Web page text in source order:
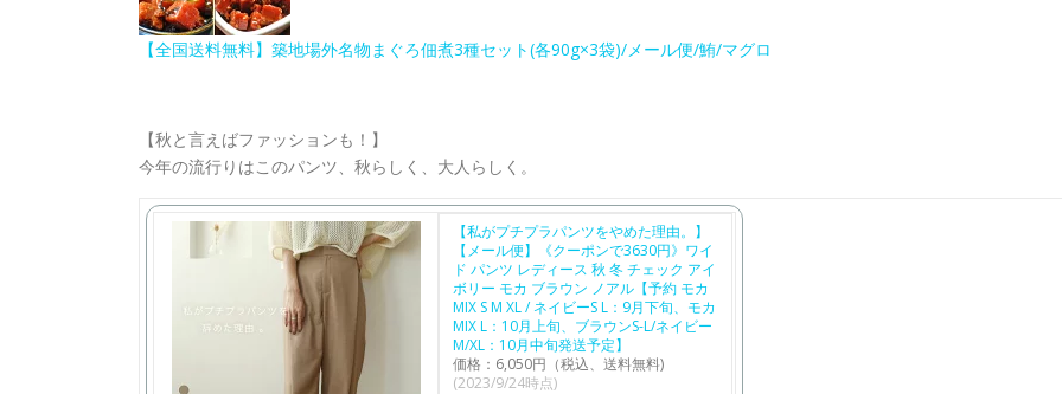
【全国送料無料】築地場外名物まぐろ佃煮3種セット(各90g×3袋)/メール便/鮪/マグロ
【秋と言えばファッションも！】
今年の流行りはこのパンツ、秋らしく、大人らしく。​
【私がプチプラパンツをやめた理由。】
【メール便】《クーポンで3630円》ワイ
ド パンツ レディース 秋 冬 チェック アイ
ボリー モカ ブラウン ノアル【予約 モカ
MIX S M XL / ネイビーS L：9月下旬、モカ
MIX L：10月上旬、ブラウンS-L/ネイビー
M/XL：10月中旬発送予定】
価格：6,050円（税込、送料無料)
(2023/9/24時点)